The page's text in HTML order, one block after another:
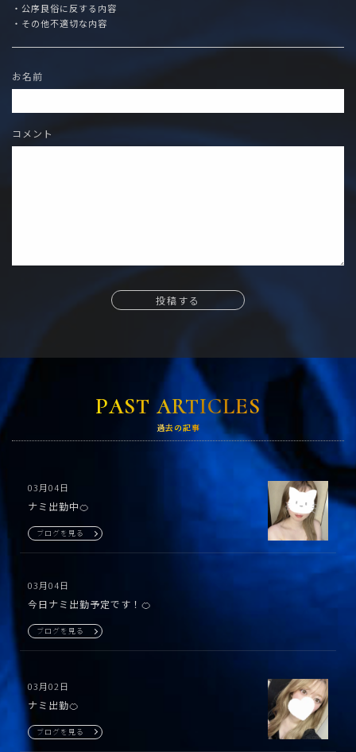
・公序良俗に反する内容
・その他不適切な内容
お名前
コメント
投稿する
PAST ARTICLES
過去の記事
03月04日
ナミ出勤中🍊
ブログを見る
03月04日
今日ナミ出勤予定です！🍊
ブログを見る
03月02日
ナミ出勤🍊
ブログを見る